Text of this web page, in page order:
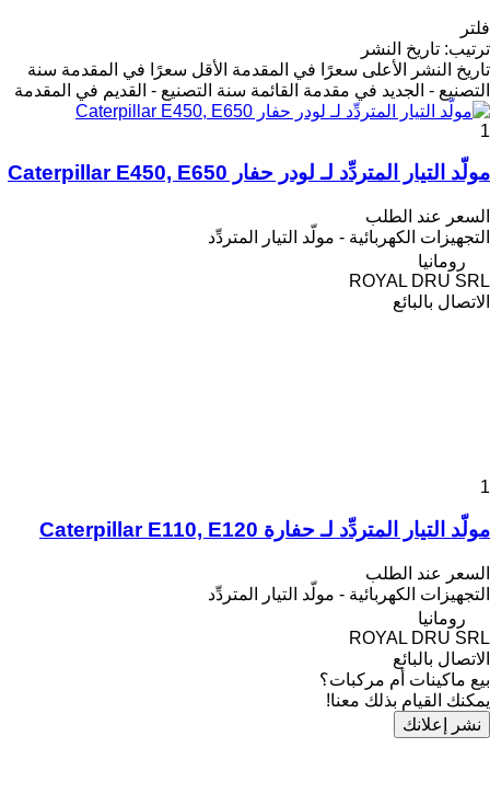
فلتر
ترتيب: تاريخ النشر
تاريخ النشر
الأعلى سعرًا في المقدمة الأقل سعرًا في المقدمة سنة
التصنيع - الجديد في مقدمة القائمة سنة التصنيع - القديم في المقدمة
1
مولّد التيار المتردِّد لـ لودر حفار Caterpillar E450, E650
السعر عند الطلب
التجهيزات الكهربائية - مولّد التيار المتردِّد
رومانيا
ROYAL DRU SRL
الاتصال بالبائع
1
مولّد التيار المتردِّد لـ حفارة Caterpillar E110, E120
السعر عند الطلب
التجهيزات الكهربائية - مولّد التيار المتردِّد
رومانيا
ROYAL DRU SRL
الاتصال بالبائع
بيع ماكينات أم مركبات؟
يمكنك القيام بذلك معنا!
نشر إعلانك